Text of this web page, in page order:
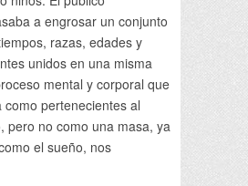
a engrosar un conjunto
razas, edades y
unidos en una misma
mental y corporal que
como pertenecientes al
pero no como una masa, ya
el sueño, nos